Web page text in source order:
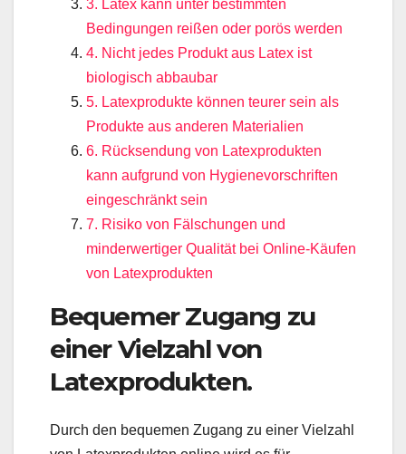
3. Latex kann unter bestimmten
Bedingungen reißen oder porös werden
4. Nicht jedes Produkt aus Latex ist
biologisch abbaubar
5. Latexprodukte können teurer sein als
Produkte aus anderen Materialien
6. Rücksendung von Latexprodukten
kann aufgrund von Hygienevorschriften
eingeschränkt sein
7. Risiko von Fälschungen und
minderwertiger Qualität bei Online-Käufen
von Latexprodukten
Bequemer Zugang zu
einer Vielzahl von
Latexprodukten.
Durch den bequemen Zugang zu einer Vielzahl